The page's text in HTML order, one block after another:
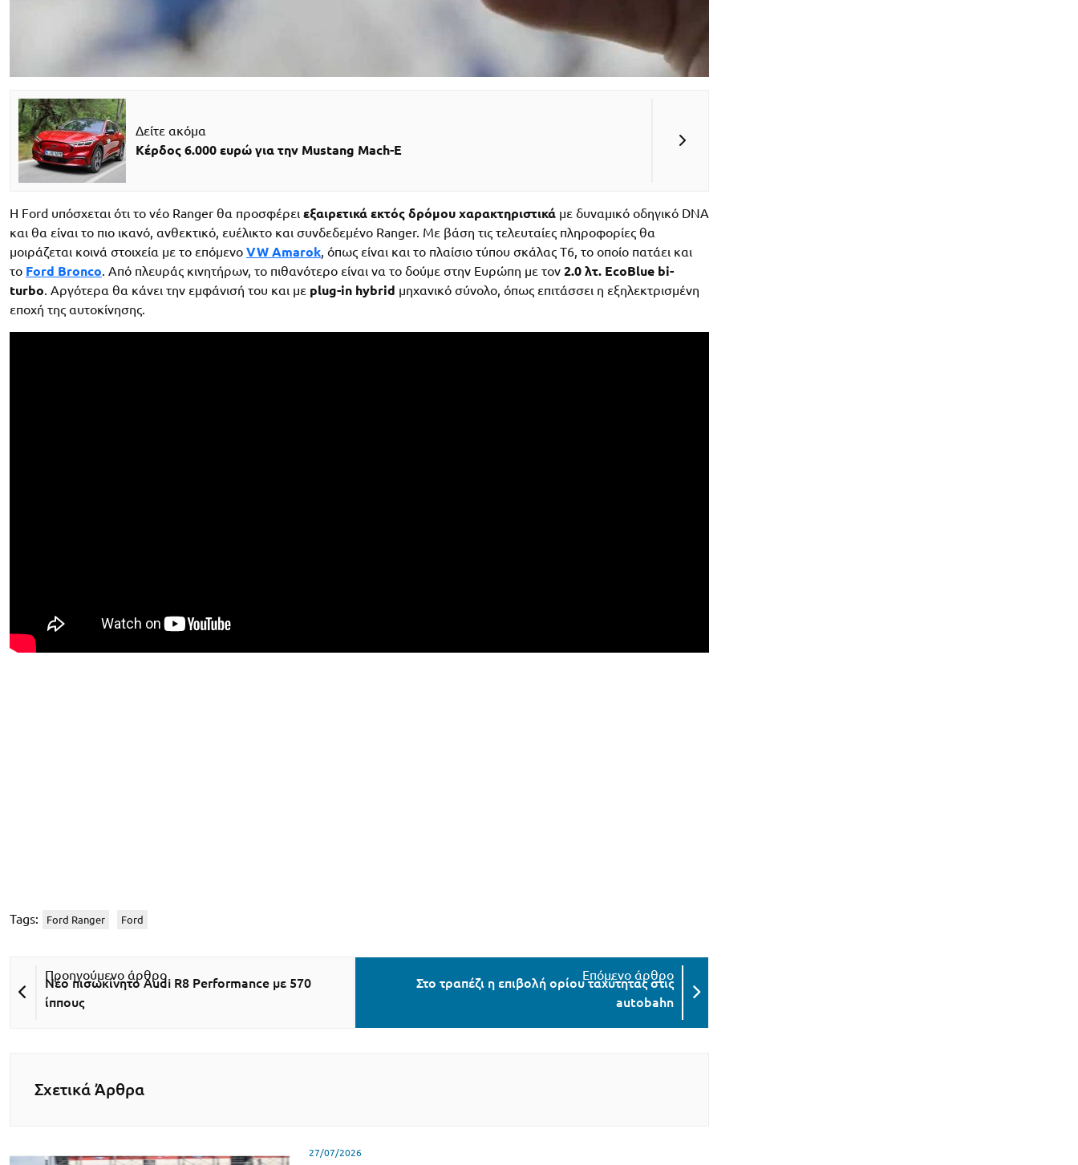
Δείτε ακόμα
Κέρδος 6.000 ευρώ για την Mustang Mach-E
Η Ford υπόσχεται ότι το νέο Ranger θα προσφέρει εξαιρετικά εκτός δρόμου χαρακτηριστικά με δυναμικό οδηγικό DNA
και θα είναι το πιο ικανό, ανθεκτικό, ευέλικτο και συνδεδεμένο Ranger. Με βάση τις τελευταίες πληροφορίες θα
μοιράζεται κοινά στοιχεία με το επόμενο VW Amarok, όπως είναι και το πλαίσιο τύπου σκάλας Τ6, το οποίο πατάει και
το Ford Bronco. Από πλευράς κινητήρων, το πιθανότερο είναι να το δούμε στην Ευρώπη με τον 2.0 λτ. EcoBlue bi-
turbo. Αργότερα θα κάνει την εμφάνισή του και με plug-in hybrid μηχανικό σύνολο, όπως επιτάσσει η εξηλεκτρισμένη
εποχή της αυτοκίνησης.
Tags: Ford Ranger Ford
Νέο πισωκίνητο Audi R8 Performance με 570
ίππους
Στο τραπέζι η επιβολή ορίου ταχύτητας στις
autobahn
Σχετικά Άρθρα
27/07/2026